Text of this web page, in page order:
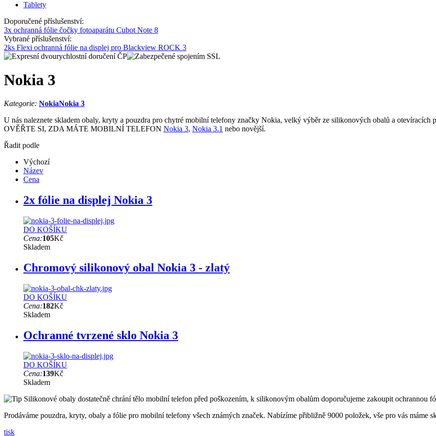
Tablety
Doporučené příslušenství:
3x ochranná fólie čočky fotoaparátu Cubot Note 8
Vybrané příslušenství:
2ks Flexi ochranná fólie na displej pro Blackview ROCK 3
Nokia 3
Kategorie: NokiaNokia 3
U nás naleznete skladem obaly, kryty a pouzdra pro chytré mobilní telefony značky Nokia, velký výběr ze silikonových obalů a otevíracích
OVĚŘTE SI, ZDA MÁTE MOBILNÍ TELEFON Nokia 3, Nokia 3.1 nebo novější.
Řadit podle
Výchozí
Název
Cena
2x fólie na displej Nokia 3
DO KOŠÍKU
Cena:105Kč
Skladem
Chromový silikonový obal Nokia 3 - zlatý
DO KOŠÍKU
Cena:182Kč
Skladem
Ochranné tvrzené sklo Nokia 3
DO KOŠÍKU
Cena:139Kč
Skladem
Silikonové obaly dostatečně chrání tělo mobilní telefon před poškozením, k silikonovým obalům doporučujeme zakoupit ochrannou
Prodáváme pouzdra, kryty, obaly a fólie pro mobilní telefony všech známých značek. Nabízíme přibližně 9000 položek, vše pro vás máme
tisk